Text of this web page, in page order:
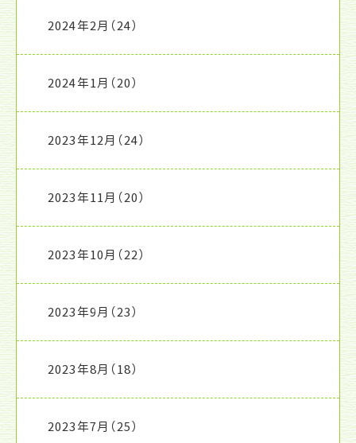
2024年2月 （24）
2024年1月 （20）
2023年12月 （24）
2023年11月 （20）
2023年10月 （22）
2023年9月 （23）
2023年8月 （18）
2023年7月 （25）